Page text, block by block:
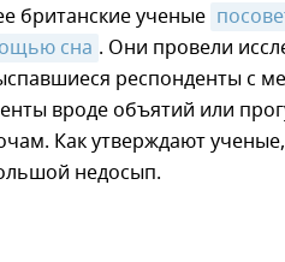
британские ученые
сна . Они провели
респонденты с
вроде объятий или
Как утверждают
недосып.